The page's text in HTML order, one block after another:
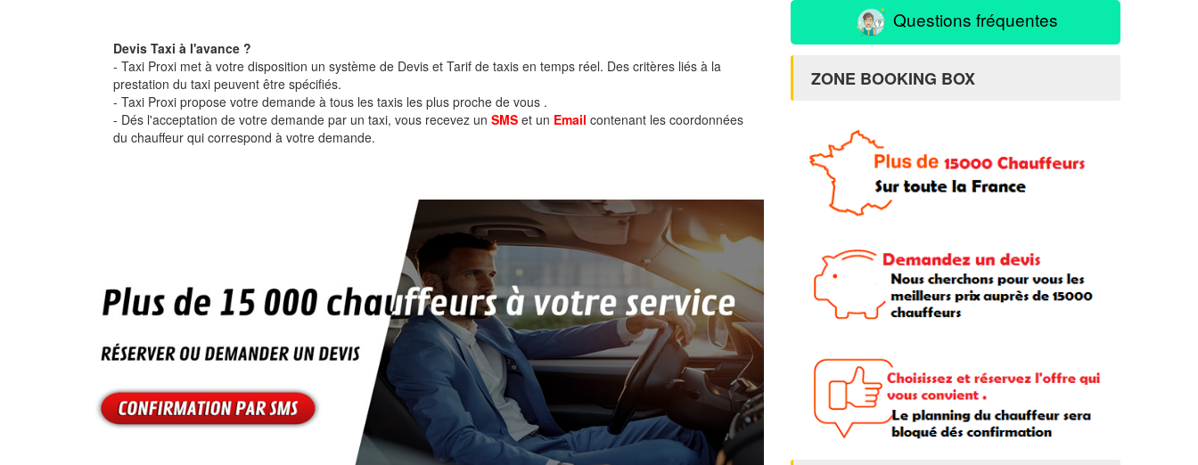
Devis Taxi à l'avance ?
- Taxi Proxi met à votre disposition un système de Devis et Tarif de taxis en temps réel. Des critères liés à la
prestation du taxi peuvent être spécifiés.
- Taxi Proxi propose votre demande à tous les taxis les plus proche de vous .
- Dés l'acceptation de votre demande par un taxi, vous recevez un SMS et un Email contenant les coordonnées
du chauffeur qui correspond à votre demande.
Questions fréquentes
ZONE BOOKING BOX